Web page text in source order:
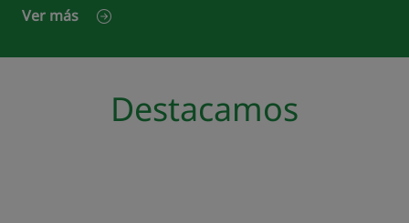
Ver más
Destacamos